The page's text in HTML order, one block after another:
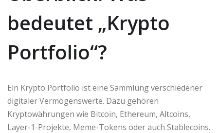
bedeutet „Krypto
Portfolio“?
Ein Krypto Portfolio ist eine Sammlung verschiedener
digitaler Vermögenswerte. Dazu gehören
Kryptowährungen wie Bitcoin, Ethereum, Altcoins,
Layer-1-Projekte, Meme-Tokens oder auch Stablecoins.